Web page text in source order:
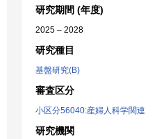
研究期間 (年度)
2025 – 2028
研究種目
基盤研究(B)
審査区分
小区分56040:産婦人科学関連
研究機関